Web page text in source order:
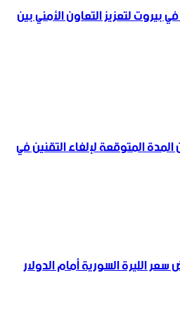
بيروت لتعزيز التعاون ‏الأمني ‏بين
المتوقعة لإلغاء التقنين في
الليرة السورية أمام الدولار